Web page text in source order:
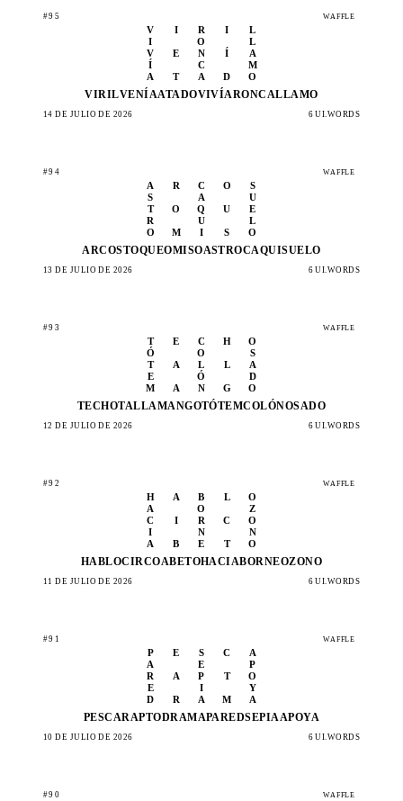
#95 WAFFLE
V I R I
L
I
O
L
V
E N Í
A
Í
C
M
A
T A D O
VIRILVENÍAATADOVIVÍARONCALLAMO
14 DE JULIO DE 2026 6 UI.WORDS
#94 WAFFLE
A R C O
S
S
A
U
T
O Q U
E
R
U
L
O
M I S O
ARCOSTOQUEOMISOASTROCAQUISUELO
13 DE JULIO DE 2026 6 UI.WORDS
#93 WAFFLE
T E C H
O
Ó
O
S
T
A L L
A
E
Ó
D
M
A N G O
TECHOTALLAMANGOTÓTEMCOLÓNOSADO
12 DE JULIO DE 2026 6 UI.WORDS
#92 WAFFLE
H A B L
O
A
O
Z
C
I R C
O
I
N
N
A
B E T O
HABLOCIRCOABETOHACIABORNEOZONO
11 DE JULIO DE 2026 6 UI.WORDS
#91 WAFFLE
P E S C
A
A
E
P
R
A P T
O
E
I
Y
D
R A M A
PESCARAPTODRAMAPAREDSEPIAAPOYA
10 DE JULIO DE 2026 6 UI.WORDS
#90 WAFFLE